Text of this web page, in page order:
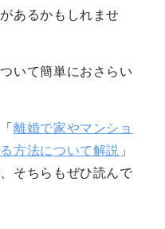
あるかもしれませ
いて簡単におさらい
離婚で家やマンショ
方法について解説 」
そちらもぜひ読んで